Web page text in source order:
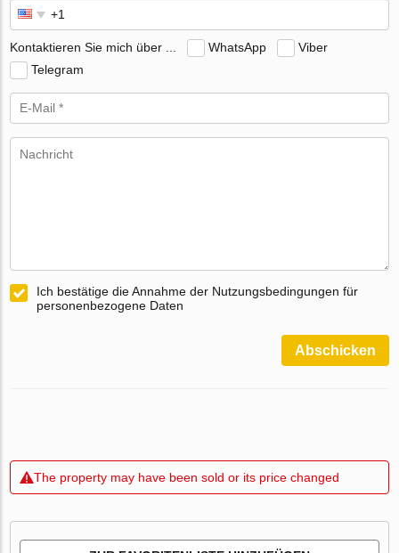
Kontaktieren Sie mich über ... WhatsApp
Viber
Telegram
Ich bestätige die Annahme der Nutzungsbedingungen für
personenbezogene Daten
Abschicken
The property may have been sold or its price changed